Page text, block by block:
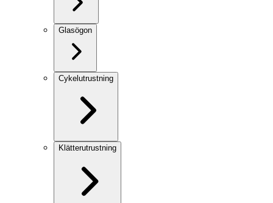
Glasögon
Cykelutrustning
Klätterutrustning